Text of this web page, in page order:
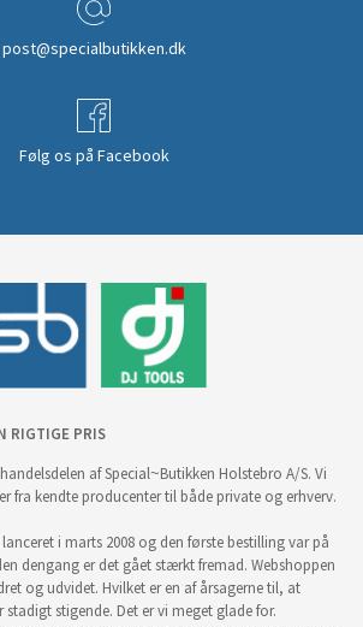
post@specialbutikken.dk
Følg os på Facebook
RIGTIGE PRIS
af Special~Butikken Holstebro A/S. Vi
fra kendte producenter til både private og erhverv.
i marts 2008 og den første bestilling var på
dengang er det gået stærkt fremad. Webshoppen
og udvidet. Hvilket er en af årsagerne til, at
stadigt stigende. Det er vi meget glade for.